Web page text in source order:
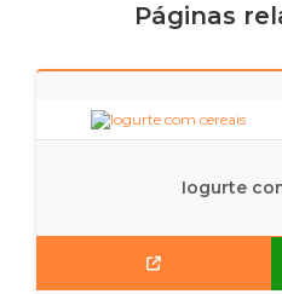
Páginas
Iogurte